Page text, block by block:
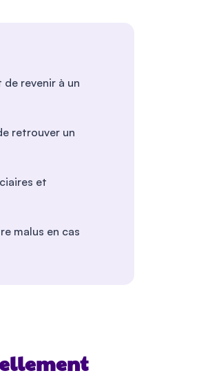
revenir à un
retrouver un
et
malus en cas